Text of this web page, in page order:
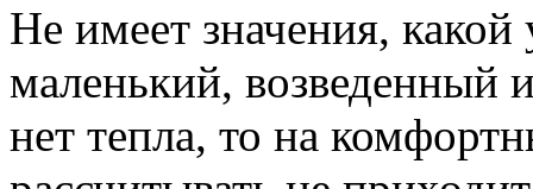
Не имеет значения,
маленький, возведенный
нет тепла, то на